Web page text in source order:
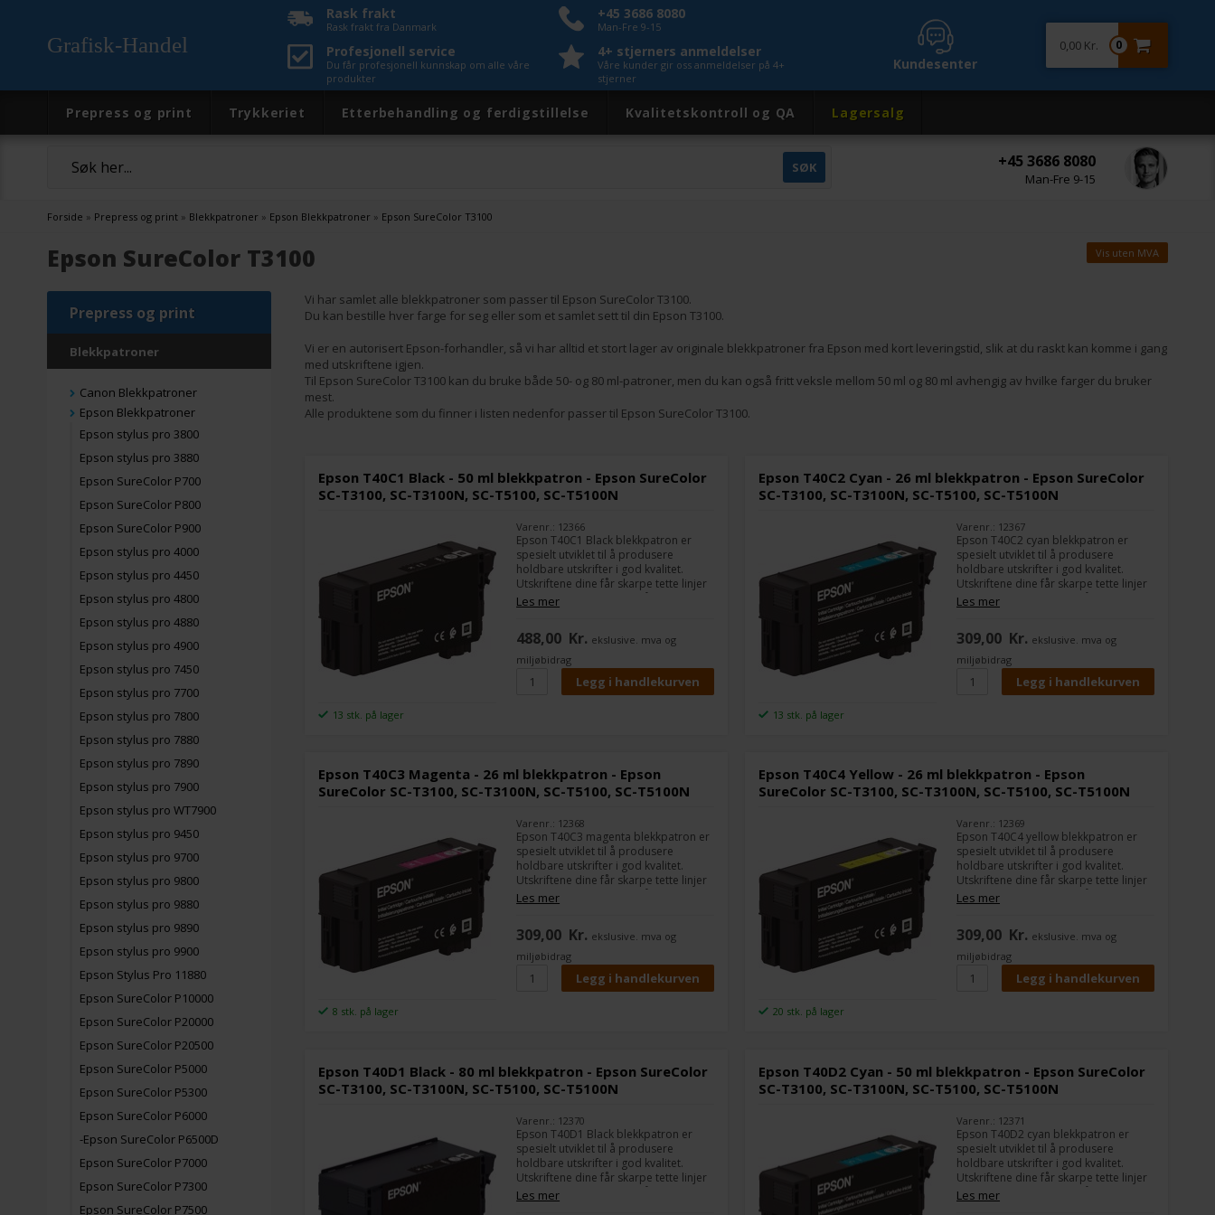
Grafisk-Handel
Rask frakt
Rask frakt fra Danmark
+45 3686 8080
Man-Fre 9-15
Profesjonell service
Du får profesjonell kunnskap om alle våre
produkter
4+ stjerners anmeldelser
Våre kunder gir oss anmeldelser på 4+
stjerner
+45 3686 8080
Man-Fre 9-15
Kundesenter
0
0,00 Kr.
Prepress og print Trykkeriet Etterbehandling og ferdigstillelse Kvalitetskontroll og QA Lagersalg
Forside » Prepress og print » Blekkpatroner » Epson Blekkpatroner » Epson SureColor T3100
Vis uten MVA
Epson SureColor T3100
Prepress og print
Blekkpatroner
Canon Blekkpatroner
Epson Blekkpatroner
Epson stylus pro 3800
Epson stylus pro 3880
Epson SureColor P700
Epson SureColor P800
Epson SureColor P900
Epson stylus pro 4000
Epson stylus pro 4450
Epson stylus pro 4800
Epson stylus pro 4880
Epson stylus pro 4900
Epson stylus pro 7450
Epson stylus pro 7700
Epson stylus pro 7800
Epson stylus pro 7880
Epson stylus pro 7890
Epson stylus pro 7900
Epson stylus pro WT7900
Epson stylus pro 9450
Epson stylus pro 9700
Epson stylus pro 9800
Epson stylus pro 9880
Epson stylus pro 9890
Epson stylus pro 9900
Epson Stylus Pro 11880
Epson SureColor P10000
Epson SureColor P20000
Epson SureColor P20500
Epson SureColor P5000
Epson SureColor P5300
Epson SureColor P6000
-Epson SureColor P6500D
Epson SureColor P7000
Epson SureColor P7300
Epson SureColor P7500
Vi har samlet alle blekkpatroner som passer til Epson SureColor T3100.
Du kan bestille hver farge for seg eller som et samlet sett til din Epson T3100.
Vi er en autorisert Epson-forhandler, så vi har alltid et stort lager av originale blekkpatroner fra Epson med kort leveringstid, slik at du raskt kan komme i gang
med utskriftene igjen.
Til Epson SureColor T3100 kan du bruke både 50- og 80 ml-patroner, men du kan også fritt veksle mellom 50 ml og 80 ml avhengig av hvilke farger du bruker
mest.
Alle produktene som du finner i listen nedenfor passer til Epson SureColor T3100.
Epson T40C1 Black - 50 ml blekkpatron - Epson SureColor
SC-T3100, SC-T3100N, SC-T5100, SC-T5100N
13 stk. på lager
Varenr.: 12366
Epson T40C1 Black blekkpatron er
spesielt utviklet til å produsere
holdbare utskrifter i god kvalitet.
Utskriftene dine får skarpe tette linjer
med en minste bredde på 0,02 mm.
Den bruker Epsons UltraChrome XD2-
produksjonsskriver.
Les mer
488,00 Kr. ekslusive. mva og
miljøbidrag
Epson T40C2 Cyan - 26 ml blekkpatron - Epson SureColor
SC-T3100, SC-T3100N, SC-T5100, SC-T5100N
13 stk. på lager
Varenr.: 12367
Epson T40C2 cyan blekkpatron er
spesielt utviklet til å produsere
holdbare utskrifter i god kvalitet.
Utskriftene dine får skarpe tette linjer
med en minste bredde på 0,02 mm.
Den bruker Epsons UltraChrome XD2-
produksjonsskriver.
Les mer
309,00 Kr. ekslusive. mva og
miljøbidrag
Epson T40C3 Magenta - 26 ml blekkpatron - Epson
SureColor SC-T3100, SC-T3100N, SC-T5100, SC-T5100N
8 stk. på lager
Varenr.: 12368
Epson T40C3 magenta blekkpatron er
spesielt utviklet til å produsere
holdbare utskrifter i god kvalitet.
Utskriftene dine får skarpe tette linjer
med en minste bredde på 0,02 mm.
Den bruker Epsons UltraChrome XD2-
produksjonsskriver.
Les mer
309,00 Kr. ekslusive. mva og
miljøbidrag
Epson T40C4 Yellow - 26 ml blekkpatron - Epson
SureColor SC-T3100, SC-T3100N, SC-T5100, SC-T5100N
20 stk. på lager
Varenr.: 12369
Epson T40C4 yellow blekkpatron er
spesielt utviklet til å produsere
holdbare utskrifter i god kvalitet.
Utskriftene dine får skarpe tette linjer
med en minste bredde på 0,02 mm.
Den bruker Epsons UltraChrome XD2-
produksjonsskriver.
Les mer
309,00 Kr. ekslusive. mva og
miljøbidrag
Epson T40D1 Black - 80 ml blekkpatron - Epson SureColor
SC-T3100, SC-T3100N, SC-T5100, SC-T5100N
Varenr.: 12370
Epson T40D1 Black blekkpatron er
spesielt utviklet til å produsere
holdbare utskrifter i god kvalitet.
Utskriftene dine får skarpe tette linjer
med en minste bredde på 0,02 mm.
Den bruker Epsons UltraChrome XD2-
Les mer
Epson T40D2 Cyan - 50 ml blekkpatron - Epson SureColor
SC-T3100, SC-T3100N, SC-T5100, SC-T5100N
Varenr.: 12371
Epson T40D2 cyan blekkpatron er
spesielt utviklet til å produsere
holdbare utskrifter i god kvalitet.
Utskriftene dine får skarpe tette linjer
med en minste bredde på 0,02 mm.
Den bruker Epsons UltraChrome XD2-
Les mer